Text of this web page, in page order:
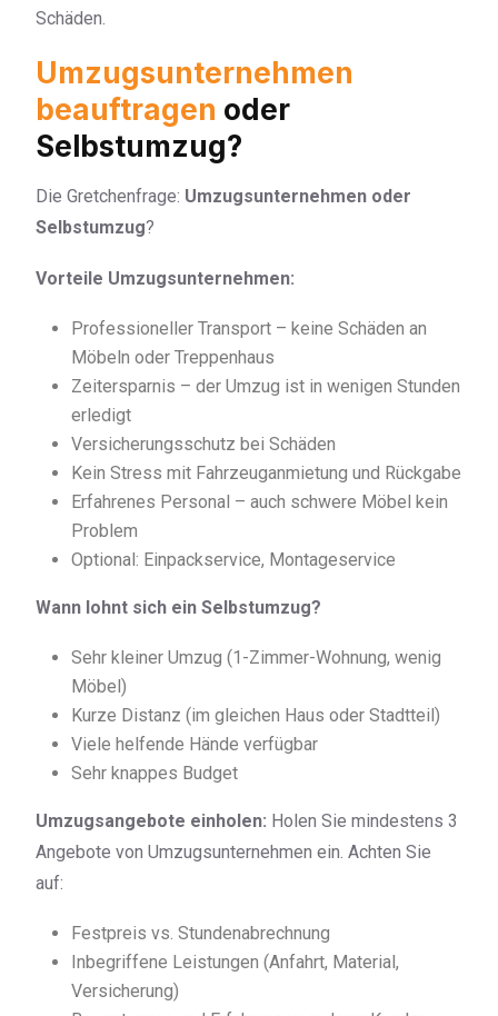
Schäden.
Umzugsunternehmen
beauftragen oder
Selbstumzug?
Die Gretchenfrage: Umzugsunternehmen oder
Selbstumzug?
Vorteile Umzugsunternehmen:
Professioneller Transport – keine Schäden an
Möbeln oder Treppenhaus
Zeitersparnis – der Umzug ist in wenigen Stunden
erledigt
Versicherungsschutz bei Schäden
Kein Stress mit Fahrzeuganmietung und Rückgabe
Erfahrenes Personal – auch schwere Möbel kein
Problem
Optional: Einpackservice, Montageservice
Wann lohnt sich ein Selbstumzug?
Sehr kleiner Umzug (1-Zimmer-Wohnung, wenig
Möbel)
Kurze Distanz (im gleichen Haus oder Stadtteil)
Viele helfende Hände verfügbar
Sehr knappes Budget
Umzugsangebote einholen: Holen Sie mindestens 3
Angebote von Umzugsunternehmen ein. Achten Sie
auf:
Festpreis vs. Stundenabrechnung
Inbegriffene Leistungen (Anfahrt, Material,
Versicherung)